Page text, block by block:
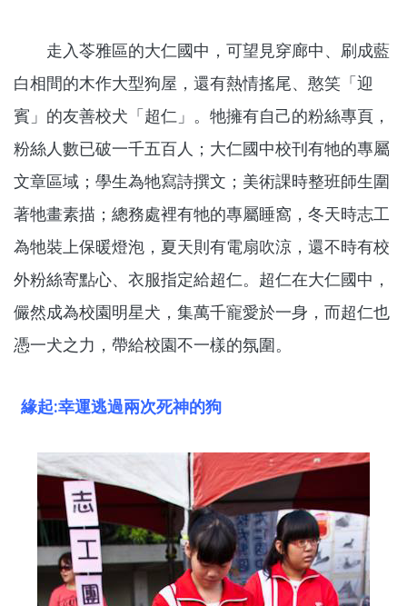
走入苓雅區的大仁國中，可望見穿廊中、刷成藍
白相間的木作大型狗屋，還有熱情搖尾、憨笑「迎
賓」的友善校犬「超仁」。牠擁有自己的粉絲專頁，
粉絲人數已破一千五百人；大仁國中校刊有牠的專屬
文章區域；學生為牠寫詩撰文；美術課時整班師生圍
著牠畫素描；總務處裡有牠的專屬睡窩，冬天時志工
為牠裝上保暖燈泡，夏天則有電扇吹涼，還不時有校
外粉絲寄點心、衣服指定給超仁。超仁在大仁國中，
儼然成為校園明星犬，集萬千寵愛於一身，而超仁也
憑一犬之力，帶給校園不一樣的氛圍。
緣起:幸運逃過兩次死神的狗